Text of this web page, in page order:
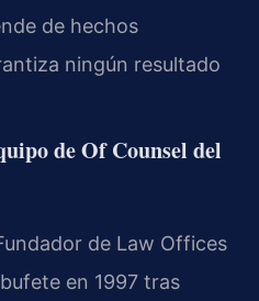
de hechos
ningún resultado
de Of Counsel del
de Law Offices
en 1997 tras